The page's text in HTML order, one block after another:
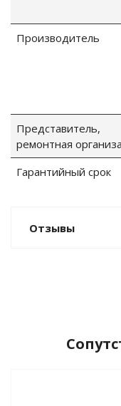
"Фалина"
Производитель
Представитель,
ремонтная
Гарантийный срок
Отзывы